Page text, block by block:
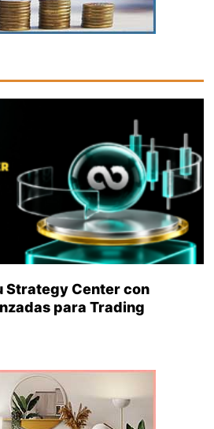
Strategy Center con
para Trading